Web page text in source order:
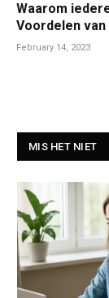
Waarom
Voordelen
February 14, 2023
MIS HET NIET